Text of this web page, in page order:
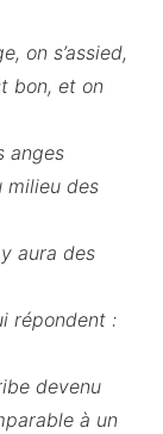
on s’assied,
bon, et on
anges
milieu des
aura des
répondent :
devenu
à un